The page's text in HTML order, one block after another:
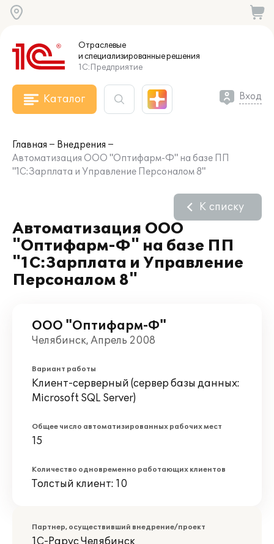
Отраслевые
и специализированныерешения
1С:Предприятие
Каталог Вход
Главная
Внедрения
Автоматизация ООО "Оптифарм-Ф" на базе ПП
"1С:Зарплата и Управление Персоналом 8"
Автоматизация ООО
"Оптифарм-Ф" на базе ПП
"1С:Зарплата и Управление
Персоналом 8"
К списку
ООО "Оптифарм-Ф"
Челябинск, Апрель 2008
Вариант работы
Клиент-серверный (сервер базы данных:
Microsoft SQL Server)
Общее число автоматизированных рабочих мест
15
Количество одновременно работающих клиентов
Толстый клиент: 10
Партнер, осуществивший внедрение/проект
1С-Рарус Челябинск